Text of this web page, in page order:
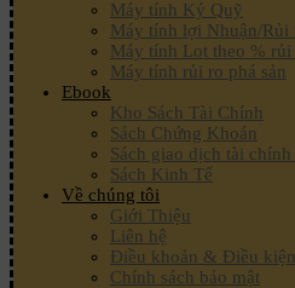
Máy tính Ký Quỹ
Máy tính lợi Nhuận/Rủi
Máy tính Lot theo % rủi
Máy tính rủi ro phá sản
Ebook
Kho Sách Tài Chính
Sách Chứng Khoán
Sách giao dịch tài
Sách Kinh Tế
Về chúng tôi
Giới Thiệu
Liên hệ
Điều khoản & Điều
Chính sách bảo mật